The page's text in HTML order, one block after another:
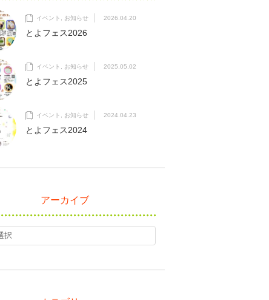
イベント お知らせ 2026.04.20
とよフェス2026
イベント お知らせ 2025.05.02
とよフェス2025
イベント お知らせ 2024.04.23
とよフェス2024
アーカイブ